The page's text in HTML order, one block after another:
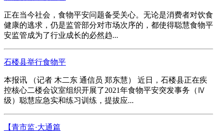
正在当今社会，食物平安问题备受关心。无论是消费者对饮食
健康的逃求，仍是监管部分对市场次序的，都使得聪慧食物平
安监管成为了行业成长的必然趋...
石楼县举行食物平
本报讯 （记者 木二东 通信员 郑东慧） 近日，石楼县正在疾
控核心二楼会议室组织开展了2021年食物平安突发事务（Ⅳ
级）聪慧应急实和练习训练，提拔应...
【青市监·大通篇